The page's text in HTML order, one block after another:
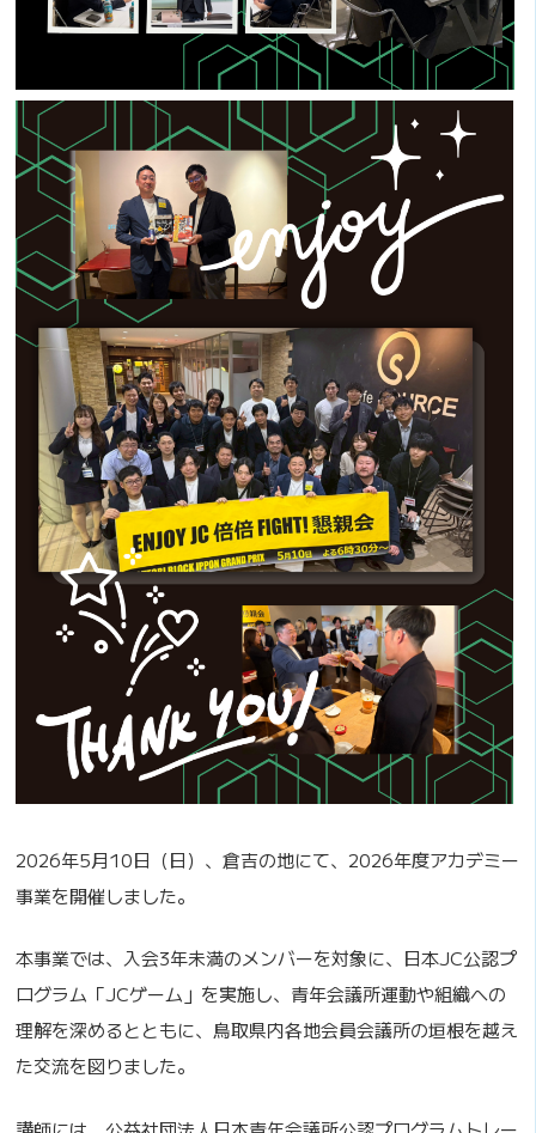
2026年5月10日（日）、倉吉の地にて、2026年度アカデミー
事業を開催しました。
本事業では、入会3年未満のメンバーを対象に、日本JC公認プ
ログラム「JCゲーム」を実施し、青年会議所運動や組織への
理解を深めるとともに、鳥取県内各地会員会議所の垣根を越え
た交流を図りました。